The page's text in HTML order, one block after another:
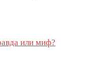
или миф?